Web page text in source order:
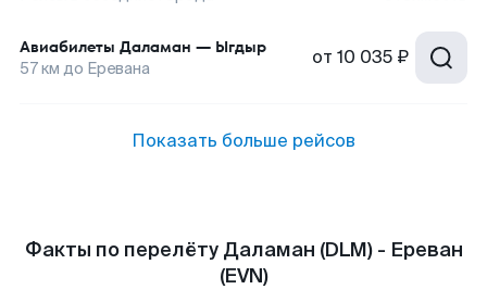
Авиабилеты Даламан — Ыгдыр
57км до Еревана от 10 035 ₽
Показать больше рейсов
Факты по перелёту Даламан (DLM) - Ереван
(EVN)